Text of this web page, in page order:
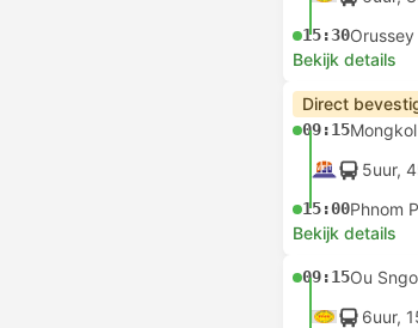
15:30
Bekijk details
Direct
09:15
5uur,
15:00Phnom
Bekijk details
09:15Ou
6uur,